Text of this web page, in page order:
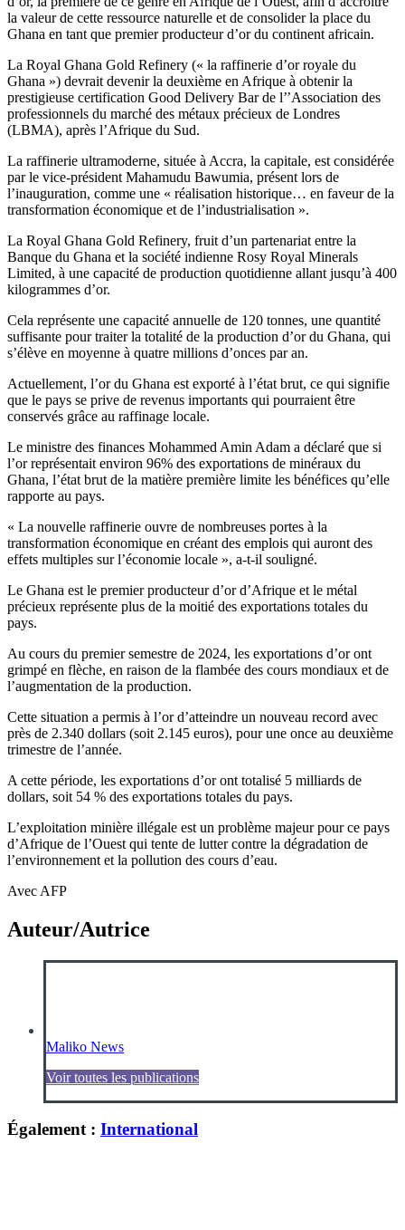
la valeur de cette ressource naturelle et de consolider la place du
Ghana en tant que premier producteur d’or du continent africain.
La Royal Ghana Gold Refinery (« la raffinerie d’or royale du
Ghana ») devrait devenir la deuxième en Afrique à obtenir la
prestigieuse certification Good Delivery Bar de l’’Association des
professionnels du marché des métaux précieux de Londres
(LBMA), après l’Afrique du Sud.
La raffinerie ultramoderne, située à Accra, la capitale, est considérée
par le vice-président Mahamudu Bawumia, présent lors de
l’inauguration, comme une « réalisation historique… en faveur de la
transformation économique et de l’industrialisation ».
La Royal Ghana Gold Refinery, fruit d’un partenariat entre la
Banque du Ghana et la société indienne Rosy Royal Minerals
Limited, à une capacité de production quotidienne allant jusqu’à 400
kilogrammes d’or.
Cela représente une capacité annuelle de 120 tonnes, une quantité
suffisante pour traiter la totalité de la production d’or du Ghana, qui
s’élève en moyenne à quatre millions d’onces par an.
Actuellement, l’or du Ghana est exporté à l’état brut, ce qui signifie
que le pays se prive de revenus importants qui pourraient être
conservés grâce au raffinage locale.
Le ministre des finances Mohammed Amin Adam a déclaré que si
l’or représentait environ 96% des exportations de minéraux du
Ghana, l’état brut de la matière première limite les bénéfices qu’elle
rapporte au pays.
« La nouvelle raffinerie ouvre de nombreuses portes à la
transformation économique en créant des emplois qui auront des
effets multiples sur l’économie locale », a-t-il souligné.
Le Ghana est le premier producteur d’or d’Afrique et le métal
précieux représente plus de la moitié des exportations totales du
pays.
Au cours du premier semestre de 2024, les exportations d’or ont
grimpé en flèche, en raison de la flambée des cours mondiaux et de
l’augmentation de la production.
Cette situation a permis à l’or d’atteindre un nouveau record avec
près de 2.340 dollars (soit 2.145 euros), pour une once au deuxième
trimestre de l’année.
A cette période, les exportations d’or ont totalisé 5 milliards de
dollars, soit 54 % des exportations totales du pays.
L’exploitation minière illégale est un problème majeur pour ce pays
d’Afrique de l’Ouest qui tente de lutter contre la dégradation de
l’environnement et la pollution des cours d’eau.
Avec AFP
Auteur/Autrice
Maliko News
Voir toutes les publications
Également : International